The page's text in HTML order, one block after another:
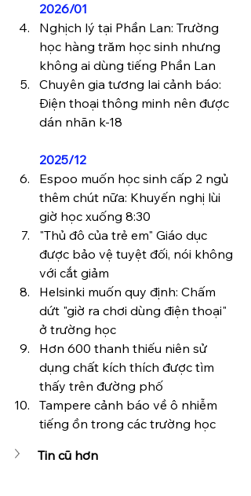
2026/01
Nghịch lý tại Phần Lan: Trường
học hàng trăm học sinh nhưng
không ai dùng tiếng Phần Lan
Chuyên gia tương lai cảnh báo:
Điện thoại thông minh nên được
dán nhãn k-18
2025/12
Espoo muốn học sinh cấp 2 ngủ
thêm chút nữa: Khuyến nghị lùi
giờ học xuống 8:30
"Thủ đô của trẻ em" Giáo dục
được bảo vệ tuyệt đối, nói không
với cắt giảm
Helsinki muốn quy định: Chấm
dứt "giờ ra chơi dùng điện thoại"
ở trường học
Hơn 600 thanh thiếu niên sử
dụng chất kích thích được tìm
thấy trên đường phố
Tampere cảnh báo về ô nhiễm
tiếng ồn trong các trường học
Tin cũ hơn